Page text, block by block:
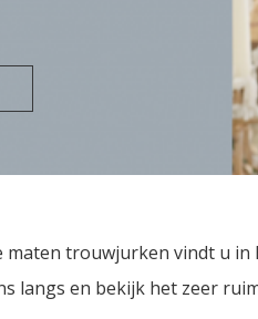
trouwjurken vindt u
langs en bekijk het zeer